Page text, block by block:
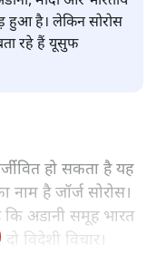
मोदी और भारतीय
हुआ है। लेकिन सोरोस
रहे हैं यूसुफ
हो सकता है यह
नाम है जॉर्ज सोरोस।
कि अडानी समूह भारत
विदेशी विचार।